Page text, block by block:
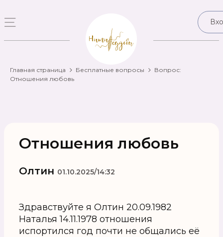
Главная страница Бесплатные вопросы
Вопрос:
Отношения любовь
Отношения любовь
Олтин 01.10.2025/14:32
Здравствуйте я Олтин 20.09.1982
Наталья 14.11.1978 отношения
испортился год почти не общались её